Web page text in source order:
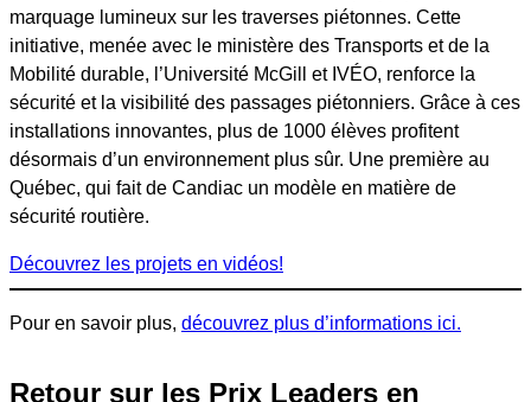
marquage lumineux sur les traverses piétonnes. Cette
initiative, menée avec le ministère des Transports et de la
Mobilité durable, l’Université McGill et IVÉO, renforce la
sécurité et la visibilité des passages piétonniers. Grâce à ces
installations innovantes, plus de 1000 élèves profitent
désormais d’un environnement plus sûr. Une première au
Québec, qui fait de Candiac un modèle en matière de
sécurité routière.
Découvrez les projets en vidéos!
Pour en savoir plus, découvrez plus d’informations ici.
Retour sur les Prix Leaders en